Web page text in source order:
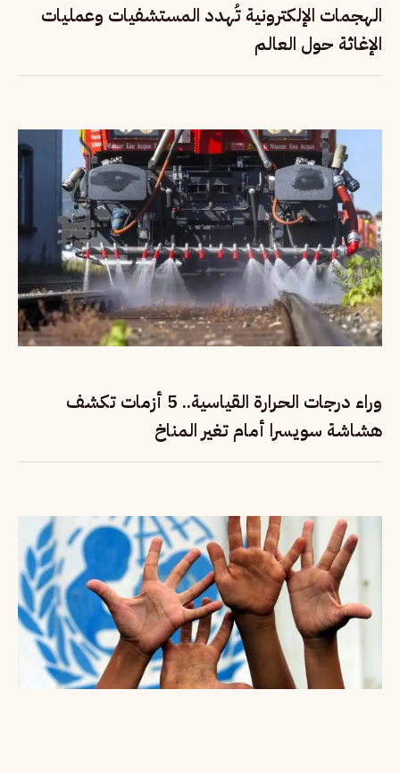
الهجمات الإلكترونية تُهدد المستشفيات وعمليات
الإغاثة حول العالم
وراء درجات الحرارة القياسية.. 5 أزمات تكشف
هشاشة سويسرا أمام تغير المناخ